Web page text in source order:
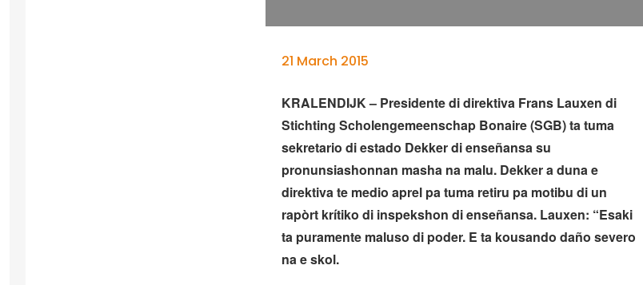
21 March 2015
KRALENDIJK – Presidente di direktiva Frans Lauxen di
Stichting Scholengemeenschap Bonaire (SGB) ta tuma
sekretario di estado Dekker di enseñansa su
pronunsiashonnan masha na malu. Dekker a duna e
direktiva te medio aprel pa tuma retiru pa motibu di un
rapòrt krítiko di inspekshon di enseñansa. Lauxen: “Esaki
ta puramente maluso di poder. E ta kousando daño severo
na e skol.